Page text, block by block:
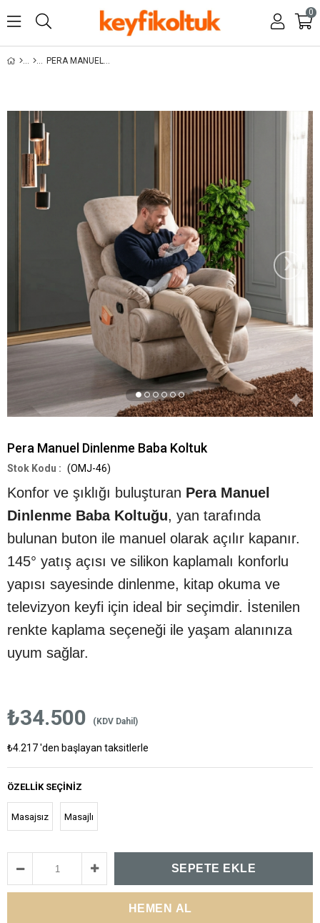
0
PERA MANUEL DINLENME BABA KOLTUK
›
Pera Manuel Dinlenme Baba Koltuk
(OMJ-46)
Konfor ve şıklığı buluşturan Pera Manuel
Dinlenme Baba Koltuğu, yan tarafında
bulunan buton ile manuel olarak açılır kapanır.
145° yatış açısı ve silikon kaplamalı konforlu
yapısı sayesinde dinlenme, kitap okuma ve
televizyon keyfi için ideal bir seçimdir. İstenilen
renkte kaplama seçeneği ile yaşam alanınıza
uyum sağlar.
₺34.500 (KDV Dahil)
₺4.217'den başlayan taksitlerle
ÖZELLIK SEÇINIZ
Masajsız Masajlı